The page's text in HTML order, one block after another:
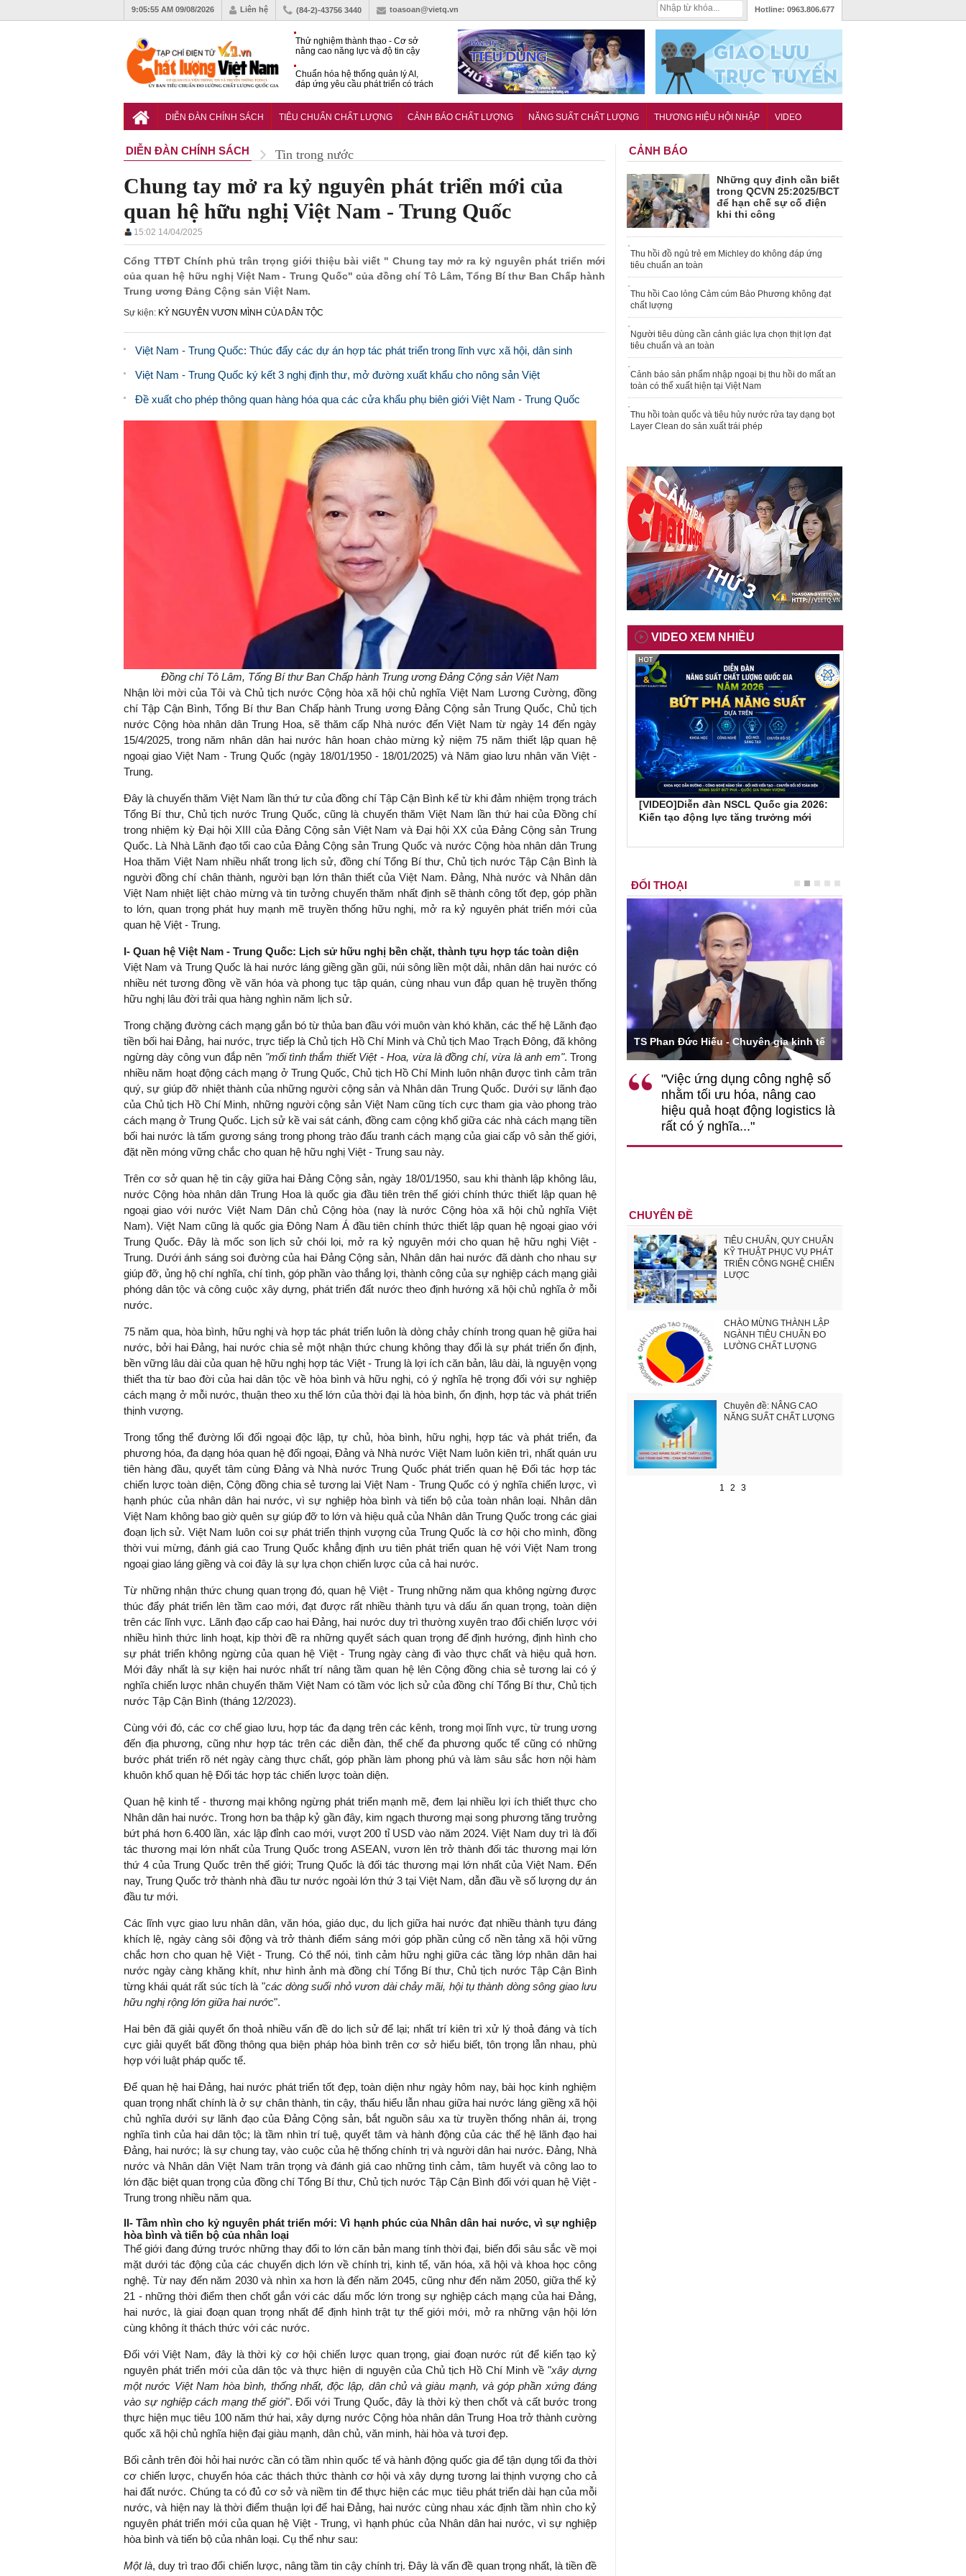
9:05:56 AM 09/08/2026 Liên hệ (84-2)-43756 3440 toasoan@vietq.vn Hotline: 0963.806.677
Thử nghiệm thành thạo - Cơ sở
nâng cao năng lực và độ tin cậy
Chuẩn hóa hệ thống quản lý AI,
đáp ứng yêu cầu phát triển có trách
thuật Trung tâm sát hạch lái xe
DIỄN ĐÀN CHÍNH SÁCH TIÊU CHUẨN CHẤT LƯỢNG CẢNH BÁO CHẤT LƯỢNG NĂNG SUẤT CHẤT LƯỢNG THƯƠNG HIỆU HỘI NHẬP VIDEO
DIỄN ĐÀN CHÍNH SÁCH Tin trong nước
Chung tay mở ra kỷ nguyên phát triển mới của
quan hệ hữu nghị Việt Nam - Trung Quốc
15:02 14/04/2025
Cổng TTĐT Chính phủ trân trọng giới thiệu bài viết " Chung tay mở ra kỷ nguyên phát triển mới
của quan hệ hữu nghị Việt Nam - Trung Quốc" của đồng chí Tô Lâm, Tổng Bí thư Ban Chấp hành
Trung ương Đảng Cộng sản Việt Nam.
Sự kiện: KỶ NGUYÊN VƯƠN MÌNH CỦA DÂN TỘC
Việt Nam - Trung Quốc: Thúc đẩy các dự án hợp tác phát triển trong lĩnh vực xã hội, dân sinh
Việt Nam - Trung Quốc ký kết 3 nghị định thư, mở đường xuất khẩu cho nông sản Việt
Đề xuất cho phép thông quan hàng hóa qua các cửa khẩu phụ biên giới Việt Nam - Trung Quốc
Đồng chí Tô Lâm, Tổng Bí thư Ban Chấp hành Trung ương Đảng Cộng sản Việt Nam
Nhận lời mời của Tôi và Chủ tịch nước Cộng hòa xã hội chủ nghĩa Việt Nam Lương Cường, đồng
chí Tập Cận Bình, Tổng Bí thư Ban Chấp hành Trung ương Đảng Cộng sản Trung Quốc, Chủ tịch
nước Cộng hòa nhân dân Trung Hoa, sẽ thăm cấp Nhà nước đến Việt Nam từ ngày 14 đến ngày
15/4/2025, trong năm nhân dân hai nước hân hoan chào mừng kỷ niệm 75 năm thiết lập quan hệ
ngoại giao Việt Nam - Trung Quốc (ngày 18/01/1950 - 18/01/2025) và Năm giao lưu nhân văn Việt -
Trung.
Đây là chuyến thăm Việt Nam lần thứ tư của đồng chí Tập Cận Bình kể từ khi đảm nhiệm trọng trách
Tổng Bí thư, Chủ tịch nước Trung Quốc, cũng là chuyến thăm Việt Nam lần thứ hai của Đồng chí
trong nhiệm kỳ Đại hội XIII của Đảng Cộng sản Việt Nam và Đại hội XX của Đảng Cộng sản Trung
Quốc. Là Nhà Lãnh đạo tối cao của Đảng Cộng sản Trung Quốc và nước Cộng hòa nhân dân Trung
Hoa thăm Việt Nam nhiều nhất trong lịch sử, đồng chí Tổng Bí thư, Chủ tịch nước Tập Cận Bình là
người đồng chí chân thành, người bạn lớn thân thiết của Việt Nam. Đảng, Nhà nước và Nhân dân
Việt Nam nhiệt liệt chào mừng và tin tưởng chuyến thăm nhất định sẽ thành công tốt đẹp, góp phần
to lớn, quan trọng phát huy mạnh mẽ truyền thống hữu nghị, mở ra kỷ nguyên phát triển mới của
quan hệ Việt - Trung.
I- Quan hệ Việt Nam - Trung Quốc: Lịch sử hữu nghị bền chặt, thành tựu hợp tác toàn diện
Việt Nam và Trung Quốc là hai nước láng giềng gần gũi, núi sông liền một dải, nhân dân hai nước có
nhiều nét tương đồng về văn hóa và phong tục tập quán, cùng nhau vun đắp quan hệ truyền thống
hữu nghị lâu đời trải qua hàng nghìn năm lịch sử.
Trong chặng đường cách mạng gắn bó từ thủa ban đầu với muôn vàn khó khăn, các thế hệ Lãnh đạo
tiền bối hai Đảng, hai nước, trực tiếp là Chủ tịch Hồ Chí Minh và Chủ tịch Mao Trạch Đông, đã không
ngừng dày công vun đắp nên "mối tình thắm thiết Việt - Hoa, vừa là đồng chí, vừa là anh em". Trong
nhiều năm hoạt động cách mạng ở Trung Quốc, Chủ tịch Hồ Chí Minh luôn nhận được tình cảm trân
quý, sự giúp đỡ nhiệt thành của những người cộng sản và Nhân dân Trung Quốc. Dưới sự lãnh đạo
của Chủ tịch Hồ Chí Minh, những người cộng sản Việt Nam cũng tích cực tham gia vào phong trào
cách mạng ở Trung Quốc. Lịch sử kề vai sát cánh, đồng cam cộng khổ giữa các nhà cách mạng tiền
bối hai nước là tấm gương sáng trong phong trào đấu tranh cách mạng của giai cấp vô sản thế giới,
đặt nền móng vững chắc cho quan hệ hữu nghị Việt - Trung sau này.
Trên cơ sở quan hệ tin cậy giữa hai Đảng Cộng sản, ngày 18/01/1950, sau khi thành lập không lâu,
nước Cộng hòa nhân dân Trung Hoa là quốc gia đầu tiên trên thế giới chính thức thiết lập quan hệ
ngoại giao với nước Việt Nam Dân chủ Cộng hòa (nay là nước Cộng hòa xã hội chủ nghĩa Việt
Nam). Việt Nam cũng là quốc gia Đông Nam Á đầu tiên chính thức thiết lập quan hệ ngoại giao với
Trung Quốc. Đây là mốc son lịch sử chói lọi, mở ra kỷ nguyên mới cho quan hệ hữu nghị Việt -
Trung. Dưới ánh sáng soi đường của hai Đảng Cộng sản, Nhân dân hai nước đã dành cho nhau sự
giúp đỡ, ủng hộ chí nghĩa, chí tình, góp phần vào thắng lợi, thành công của sự nghiệp cách mạng giải
phóng dân tộc và công cuộc xây dựng, phát triển đất nước theo định hướng xã hội chủ nghĩa ở mỗi
nước.
75 năm qua, hòa bình, hữu nghị và hợp tác phát triển luôn là dòng chảy chính trong quan hệ giữa hai
nước, bởi hai Đảng, hai nước chia sẻ một nhận thức chung không thay đổi là sự phát triển ổn định,
bền vững lâu dài của quan hệ hữu nghị hợp tác Việt - Trung là lợi ích căn bản, lâu dài, là nguyện vọng
thiết tha từ bao đời của hai dân tộc về hòa bình và hữu nghị, có ý nghĩa hệ trọng đối với sự nghiệp
cách mạng ở mỗi nước, thuận theo xu thế lớn của thời đại là hòa bình, ổn định, hợp tác và phát triển
thịnh vượng.
Trong tổng thể đường lối đối ngoại độc lập, tự chủ, hòa bình, hữu nghị, hợp tác và phát triển, đa
phương hóa, đa dạng hóa quan hệ đối ngoại, Đảng và Nhà nước Việt Nam luôn kiên trì, nhất quán ưu
tiên hàng đầu, quyết tâm cùng Đảng và Nhà nước Trung Quốc phát triển quan hệ Đối tác hợp tác
chiến lược toàn diện, Cộng đồng chia sẻ tương lai Việt Nam - Trung Quốc có ý nghĩa chiến lược, vì
hạnh phúc của nhân dân hai nước, vì sự nghiệp hòa bình và tiến bộ của toàn nhân loại. Nhân dân
Việt Nam không bao giờ quên sự giúp đỡ to lớn và hiệu quả của Nhân dân Trung Quốc trong các giai
đoạn lịch sử. Việt Nam luôn coi sự phát triển thịnh vượng của Trung Quốc là cơ hội cho mình, đồng
thời vui mừng, đánh giá cao Trung Quốc khẳng định ưu tiên phát triển quan hệ với Việt Nam trong
ngoại giao láng giềng và coi đây là sự lựa chọn chiến lược của cả hai nước.
Từ những nhận thức chung quan trọng đó, quan hệ Việt - Trung những năm qua không ngừng được
thúc đẩy phát triển lên tầm cao mới, đạt được rất nhiều thành tựu và dấu ấn quan trọng, toàn diện
trên các lĩnh vực. Lãnh đạo cấp cao hai Đảng, hai nước duy trì thường xuyên trao đổi chiến lược với
nhiều hình thức linh hoạt, kịp thời đề ra những quyết sách quan trọng để định hướng, định hình cho
sự phát triển không ngừng của quan hệ Việt - Trung ngày càng đi vào thực chất và hiệu quả hơn.
Mới đây nhất là sự kiện hai nước nhất trí nâng tầm quan hệ lên Cộng đồng chia sẻ tương lai có ý
nghĩa chiến lược nhân chuyến thăm Việt Nam có tầm vóc lịch sử của đồng chí Tổng Bí thư, Chủ tịch
nước Tập Cận Bình (tháng 12/2023).
Cùng với đó, các cơ chế giao lưu, hợp tác đa dạng trên các kênh, trong mọi lĩnh vực, từ trung ương
đến địa phương, cũng như hợp tác trên các diễn đàn, thể chế đa phương quốc tế cũng có những
bước phát triển rõ nét ngày càng thực chất, góp phần làm phong phú và làm sâu sắc hơn nội hàm
khuôn khổ quan hệ Đối tác hợp tác chiến lược toàn diện.
Quan hệ kinh tế - thương mại không ngừng phát triển mạnh mẽ, đem lại nhiều lợi ích thiết thực cho
Nhân dân hai nước. Trong hơn ba thập kỷ gần đây, kim ngạch thương mại song phương tăng trưởng
bứt phá hơn 6.400 lần, xác lập đỉnh cao mới, vượt 200 tỉ USD vào năm 2024. Việt Nam duy trì là đối
tác thương mại lớn nhất của Trung Quốc trong ASEAN, vươn lên trở thành đối tác thương mại lớn
thứ 4 của Trung Quốc trên thế giới; Trung Quốc là đối tác thương mại lớn nhất của Việt Nam. Đến
nay, Trung Quốc trở thành nhà đầu tư nước ngoài lớn thứ 3 tại Việt Nam, dẫn đầu về số lượng dự án
đầu tư mới.
Các lĩnh vực giao lưu nhân dân, văn hóa, giáo dục, du lịch giữa hai nước đạt nhiều thành tựu đáng
khích lệ, ngày càng sôi động và trở thành điểm sáng mới góp phần củng cố nền tảng xã hội vững
chắc hơn cho quan hệ Việt - Trung. Có thể nói, tình cảm hữu nghị giữa các tầng lớp nhân dân hai
nước ngày càng khăng khít, như hình ảnh mà đồng chí Tổng Bí thư, Chủ tịch nước Tập Cận Bình
từng khái quát rất súc tích là "các dòng suối nhỏ vươn dài chảy mãi, hội tụ thành dòng sông giao lưu
hữu nghị rộng lớn giữa hai nước".
Hai bên đã giải quyết ổn thoả nhiều vấn đề do lịch sử để lại; nhất trí kiên trì xử lý thoả đáng và tích
cực giải quyết bất đồng thông qua biện pháp hòa bình trên cơ sở hiểu biết, tôn trọng lẫn nhau, phù
hợp với luật pháp quốc tế.
Để quan hệ hai Đảng, hai nước phát triển tốt đẹp, toàn diện như ngày hôm nay, bài học kinh nghiệm
quan trọng nhất chính là ở sự chân thành, tin cậy, thấu hiểu lẫn nhau giữa hai nước láng giềng xã hội
chủ nghĩa dưới sự lãnh đạo của Đảng Cộng sản, bắt nguồn sâu xa từ truyền thống nhân ái, trọng
nghĩa tình của hai dân tộc; là tầm nhìn trí tuệ, quyết tâm và hành động của các thế hệ lãnh đạo hai
Đảng, hai nước; là sự chung tay, vào cuộc của hệ thống chính trị và người dân hai nước. Đảng, Nhà
nước và Nhân dân Việt Nam trân trọng và đánh giá cao những tình cảm, tâm huyết và công lao to
lớn đặc biệt quan trọng của đồng chí Tổng Bí thư, Chủ tịch nước Tập Cận Bình đối với quan hệ Việt -
Trung trong nhiều năm qua.
II- Tầm nhìn cho kỷ nguyên phát triển mới: Vì hạnh phúc của Nhân dân hai nước, vì sự nghiệp
hòa bình và tiến bộ của nhân loại
Thế giới đang đứng trước những thay đổi to lớn căn bản mang tính thời đại, biến đổi sâu sắc về mọi
mặt dưới tác động của các chuyển dịch lớn về chính trị, kinh tế, văn hóa, xã hội và khoa học công
nghệ. Từ nay đến năm 2030 và nhìn xa hơn là đến năm 2045, cũng như đến năm 2050, giữa thế kỷ
21 - những thời điểm then chốt gắn với các dấu mốc lớn trong sự nghiệp cách mạng của hai Đảng,
hai nước, là giai đoạn quan trọng nhất để định hình trật tự thế giới mới, mở ra những vận hội lớn
cùng không ít thách thức với các nước.
Đối với Việt Nam, đây là thời kỳ cơ hội chiến lược quan trọng, giai đoạn nước rút để kiến tạo kỷ
nguyên phát triển mới của dân tộc và thực hiện di nguyện của Chủ tịch Hồ Chí Minh về "xây dựng
một nước Việt Nam hòa bình, thống nhất, độc lập, dân chủ và giàu mạnh, và góp phần xứng đáng
vào sự nghiệp cách mạng thế giới". Đối với Trung Quốc, đây là thời kỳ then chốt và cất bước trong
thực hiện mục tiêu 100 năm thứ hai, xây dựng nước Cộng hòa nhân dân Trung Hoa trở thành cường
quốc xã hội chủ nghĩa hiện đại giàu mạnh, dân chủ, văn minh, hài hòa và tươi đẹp.
Bối cảnh trên đòi hỏi hai nước cần có tầm nhìn quốc tế và hành động quốc gia để tận dụng tối đa thời
cơ chiến lược, chuyển hóa các thách thức thành cơ hội và xây dựng tương lai thịnh vượng cho cả
hai đất nước. Chúng ta có đủ cơ sở và niềm tin để thực hiện các mục tiêu phát triển dài hạn của mỗi
nước, và hiện nay là thời điểm thuận lợi để hai Đảng, hai nước cùng nhau xác định tầm nhìn cho kỷ
nguyên phát triển mới của quan hệ Việt - Trung, vì hạnh phúc của Nhân dân hai nước, vì sự nghiệp
hòa bình và tiến bộ của nhân loại. Cụ thể như sau:
Một là, duy trì trao đổi chiến lược, nâng tầm tin cậy chính trị. Đây là vấn đề quan trọng nhất, là tiền đề
CẢNH BÁO
Những quy định cần biết
trong QCVN 25:2025/BCT
để hạn chế sự cố điện
khi thi công
Thu hồi đồ ngủ trẻ em Michley do không đáp ứng
tiêu chuẩn an toàn
Thu hồi Cao lỏng Cảm cúm Bảo Phương không đạt
chất lượng
Người tiêu dùng cần cảnh giác lựa chọn thịt lợn đạt
tiêu chuẩn và an toàn
Cảnh báo sản phẩm nhập ngoại bị thu hồi do mất an
toàn có thể xuất hiện tại Việt Nam
Thu hồi toàn quốc và tiêu hủy nước rửa tay dạng bọt
Layer Clean do sản xuất trái phép
VIDEO XEM NHIỀU
[VIDEO]Diễn đàn NSCL Quốc gia 2026:
Kiến tạo động lực tăng trưởng mới
ĐỐI THOẠI
TS. Nguyễn Đức Độ - Phó Viện trưởng
Viện Kinh tế Tài chính
"Có rất nhiều việc phải làm
ngay từ bây giờ và trên thực tế
đang được tiến hành như tăng
đầu tư cho khoa học công
nghệ; ban hành các cơ chế
khuyến khích đổi mới sáng tạo,
khởi nghiệp..."
Việc sử dụng hiệu quả chính
sách tài khóa không chỉ mang ý
nghĩa hỗ trợ ngắn hạn mà còn
đóng vai trò tạo nền tảng cho
tăng trưởng bền vững dài hạn.
TS Phan Đức Hiếu - Chuyên gia kinh tế
"Việc ứng dụng công nghệ số
nhằm tối ưu hóa, nâng cao
hiệu quả hoạt động logistics là
rất có ý nghĩa..."
CHUYÊN ĐỀ
TIÊU CHUẨN, QUY CHUẨN
KỸ THUẬT PHỤC VỤ PHÁT
TRIỂN CÔNG NGHỆ CHIẾN
LƯỢC
CHÀO MỪNG THÀNH LẬP
NGÀNH TIÊU CHUẨN ĐO
LƯỜNG CHẤT LƯỢNG
Chuyên đề: NÂNG CAO
NĂNG SUẤT CHẤT LƯỢNG
1 2 3